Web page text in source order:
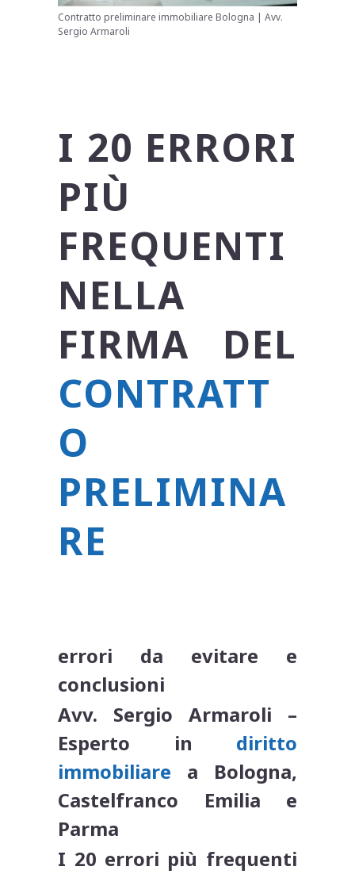
Contratto preliminare immobiliare Bologna | Avv.
Sergio Armaroli
I 20 ERRORI
PIÙ
FREQUENTI
NELLA
FIRMA DEL
CONTRATT
O
PRELIMINA
RE
errori da evitare e
conclusioni
Avv. Sergio Armaroli –
Esperto in diritto
immobiliare a Bologna,
Castelfranco Emilia e
Parma
I 20 errori più frequenti